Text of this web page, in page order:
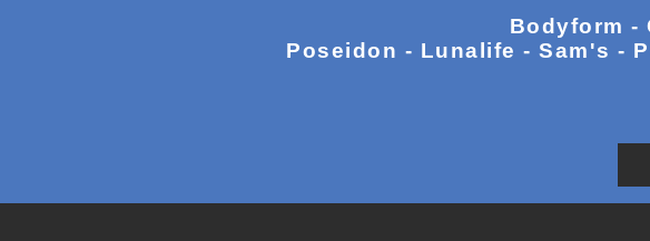
Bodyform -
Poseidon - Lunalife - Sam's -